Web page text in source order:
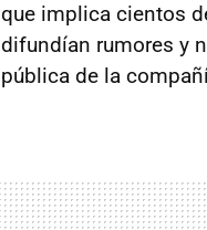
que implica cientos
difundían rumores y
pública de la